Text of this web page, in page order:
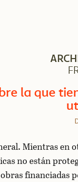
la que
Mientras en
no están
financiadas